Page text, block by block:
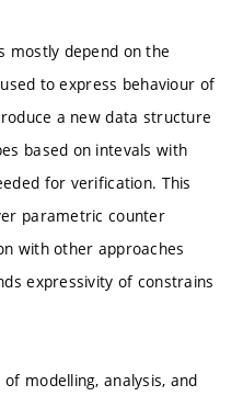
mostly depend on the
to express behaviour of
a new data structure
based on intevals with
for verification. This
parametric counter
with other approaches
expressivity of constrains
modelling, analysis, and